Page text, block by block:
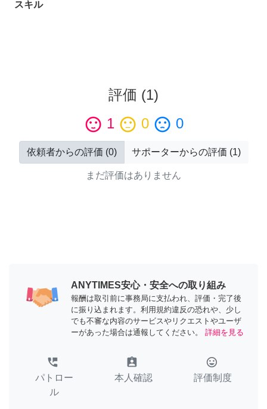
スキル
評価 (1)
sentiment_satisfied 1 sentiment_neutral 0 sentiment_dissatisfied 0
依頼者からの評価 (0) サポーターからの評価 (1)
まだ評価はありません
ANYTIMES安心・安全への取り組み
報酬は取引前に事務局に支払われ、評価・完了後
に振り込まれます。利用規約違反の恐れや、少し
でも不審な内容のサービスやリクエストやユーザ
ーがあった場合は通報してください。
詳細を見る
perm_phone_msg
パトロー
ル
assignment_ind
本人確認
tag_faces
評価制度